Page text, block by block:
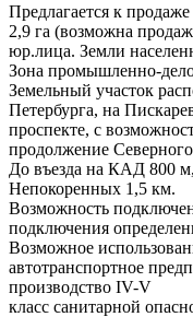
Предлагается к
2,9 га (возможна
юр.лица. Земли
Зона промышленно-
Земельный участок
Петербурга, на
проспекте, с
продолжение
До въезда на КАД 800
Непокоренных 1,5 км.
Возможность
подключения
Возможное
автотранспортное
производство IV-V
класс санитарной